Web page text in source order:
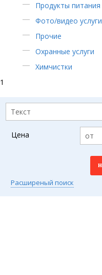
Продукты питания
Фото/видео услуги
Прочие
Охранные услуги
Химчистки
1
Цена
Расширеный поиск